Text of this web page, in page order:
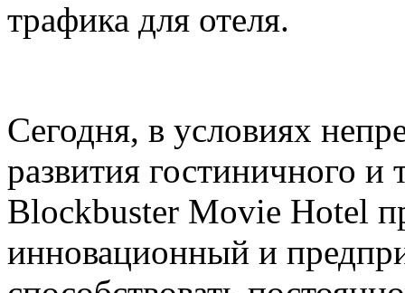
трафика для отеля.
Сегодня, в условиях
развития гостиничного и
Blockbuster Movie Hotel
инновационный и